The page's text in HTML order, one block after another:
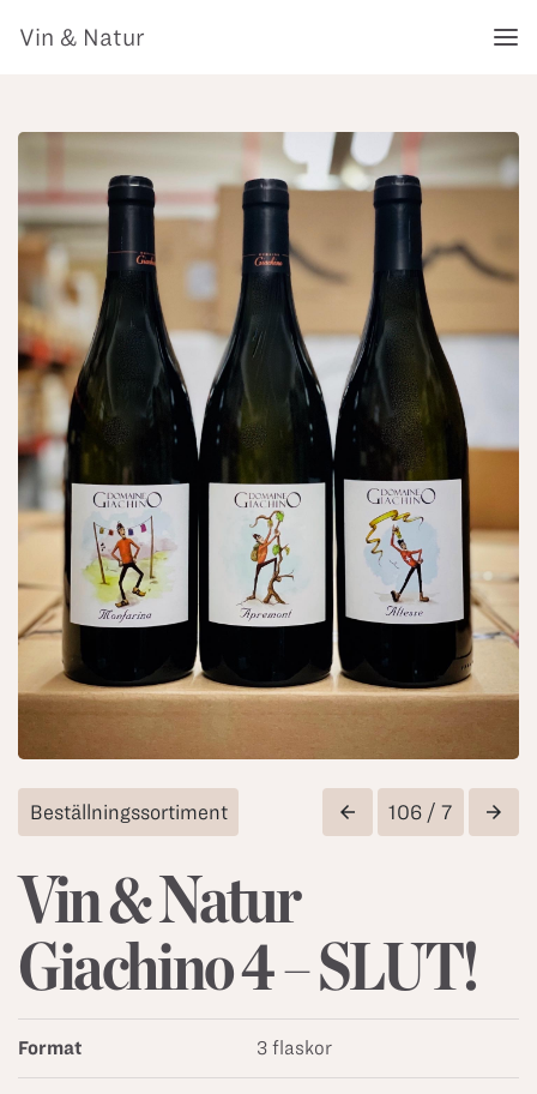
Vin & Natur
Beställningssortiment arrow_back 106 / 7 arrow_forward
Vin & Natur
Giachino 4 – SLUT!
Format 3 flaskor